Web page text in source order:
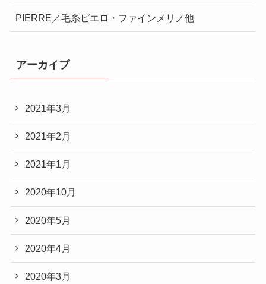
PIERRE／毛糸ピエロ・ファインメリノ他
アーカイブ
2021年3月
2021年2月
2021年1月
2020年10月
2020年5月
2020年4月
2020年3月